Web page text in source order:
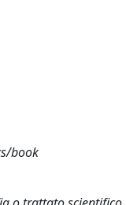
book